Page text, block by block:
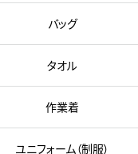
バッグ
タオル
作業着
ユニフォーム（制服）